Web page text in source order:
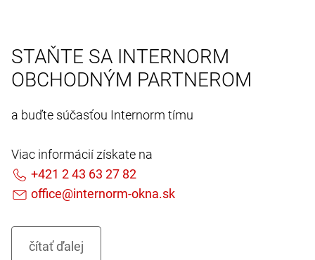
STAŇTE SA INTERNORM
OBCHODNÝM PARTNEROM
a buďte súčasťou Internorm tímu
Viac informácií získate na